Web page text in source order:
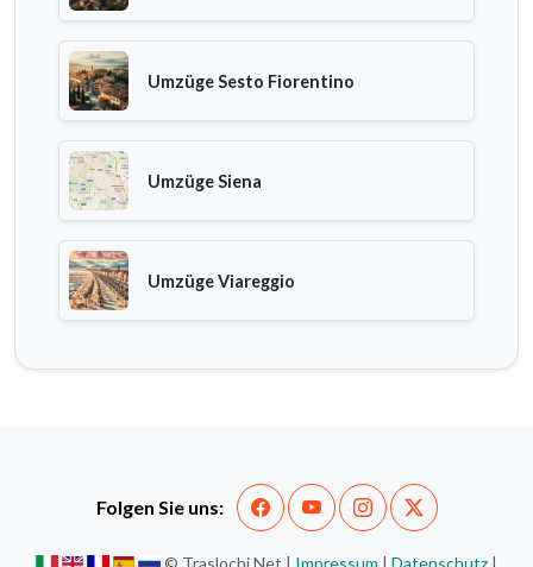
Umzüge Sesto Fiorentino
Umzüge Siena
Umzüge Viareggio
Folgen Sie uns: